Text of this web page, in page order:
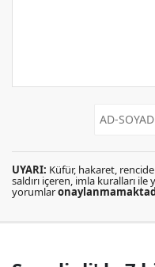
UYARI: Küfür, hakaret,
saldırı içeren, imla kuralları ile
yorumlar